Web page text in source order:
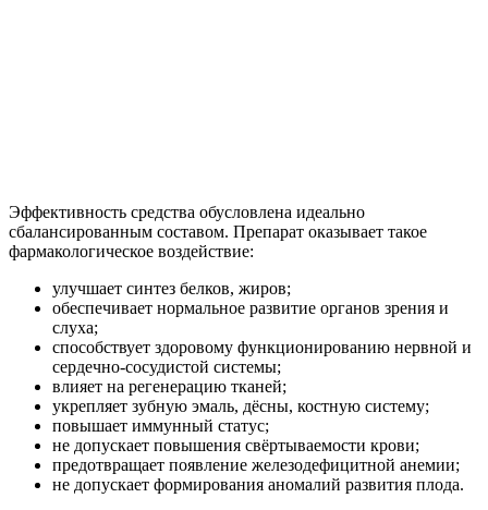
Эффективность средства обусловлена идеально
сбалансированным составом. Препарат оказывает такое
фармакологическое воздействие:
улучшает синтез белков, жиров;
обеспечивает нормальное развитие органов зрения и
слуха;
способствует здоровому функционированию нервной и
сердечно-сосудистой системы;
влияет на регенерацию тканей;
укрепляет зубную эмаль, дёсны, костную систему;
повышает иммунный статус;
не допускает повышения свёртываемости крови;
предотвращает появление железодефицитной анемии;
не допускает формирования аномалий развития плода.